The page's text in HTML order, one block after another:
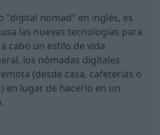
"digital nomad" en inglés, es
las nuevas tecnologías para
cabo un estilo de vida
los nómadas digitales
(desde casa, cafeterías o
en lugar de hacerlo en un